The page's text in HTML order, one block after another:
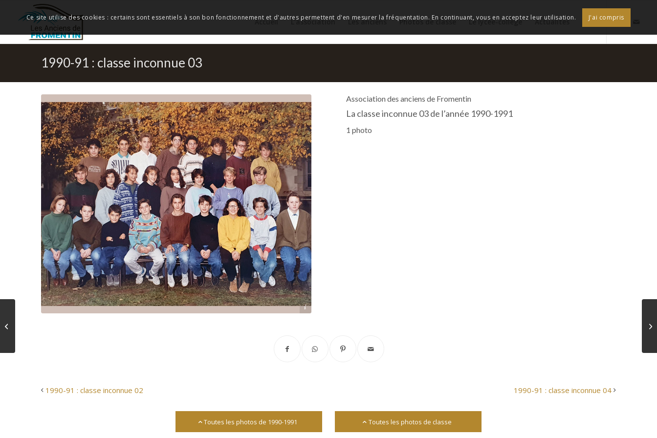
Accueil L’association Les anciens Photos de classe Le lycée-collège Actualités
1990-91 : classe inconnue 03
Archives départementales 17
Association des anciens de Fromentin
La classe inconnue 03 de l’année 1990-1991
1 photo
1990-91 : classe inconnue 02 1990-91 : classe inconnue 04
Toutes les photos de 1990-1991 Toutes les photos de classe
Ce site utilise des cookies : certains sont essentiels à son bon fonctionnement et d'autres permettent d'en mesurer la fréquentation. En continuant, vous en acceptez leur utilisation. J'ai compris